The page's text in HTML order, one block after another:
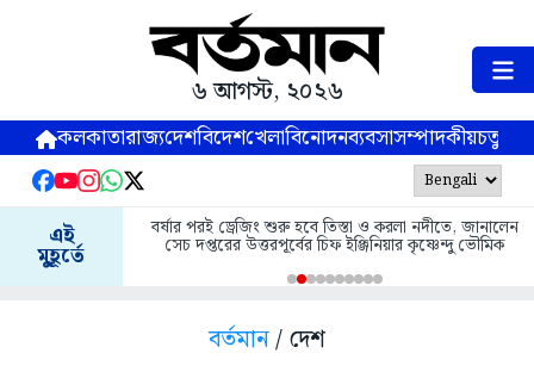
৬ আগস্ট, ২০২৬
কলকাতারাজ্যদেশবিদেশখেলাবিনোদনব্যবসাসম্পাদকীয়
এই
মুহূর্তে
বর্ষার পরই ড্রেজিং শুরু হবে তিস্তা ও করলা নদীতে, জানালেন
সেচ দপ্তরের উত্তরপূর্বের চিফ ইঞ্জিনিয়ার কৃষ্ণেন্দু ভৌমিক
বর্তমান/ দেশ